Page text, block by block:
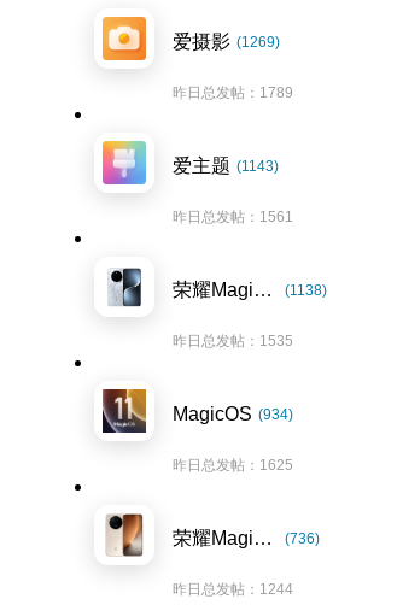
爱摄影 (1269)
昨日总发帖：1789
爱主题 (1143)
昨日总发帖：1561
荣耀Magic7系列 (1138)
昨日总发帖：1535
MagicOS (934)
昨日总发帖：1625
荣耀Magic8系列 (736)
昨日总发帖：1244